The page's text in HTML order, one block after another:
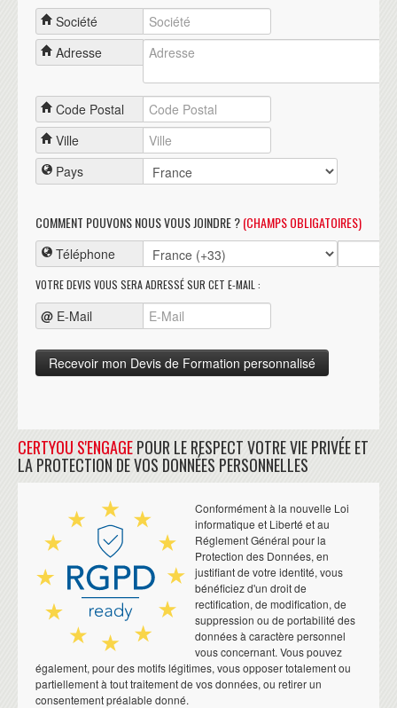
Société
Adresse
Code Postal
Ville
Pays
COMMENT POUVONS NOUS VOUS JOINDRE ?(CHAMPS OBLIGATOIRES)
Téléphone
VOTRE DEVIS VOUS SERA ADRESSÉ SUR CET E-MAIL :
@ E-Mail
CERTYOU S'ENGAGEPOUR LE RESPECT VOTRE VIE PRIVÉE ET
LA PROTECTION DE VOS DONNÉES PERSONNELLES
Conformément à la nouvelle Loi
informatique et Liberté et au
Réglement Général pour la
Protection des Données, en
justifiant de votre identité, vous
bénéficiez d'un droit de
rectification, de modification, de
suppression ou de portabilité des
données à caractère personnel
vous concernant. Vous pouvez
également, pour des motifs légitimes, vous opposer totalement ou
partiellement à tout traitement de vos données, ou retirer un
consentement préalable donné.